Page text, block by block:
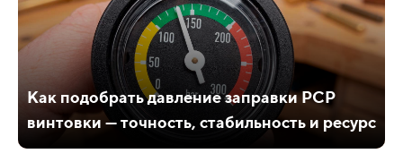
Как подобрать давление заправки PCP
винтовки — точность, стабильность и ресурс